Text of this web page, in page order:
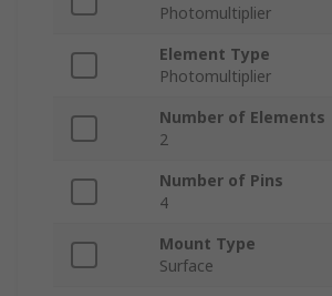
Photomultiplier
Element Type
Photomultiplier
Number of Elements
2
Number of Pins
4
Mount Type
Surface